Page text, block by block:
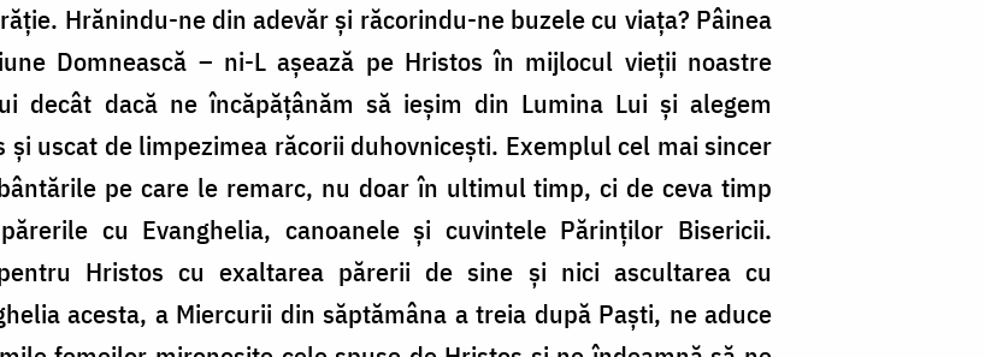
Hrănindu-ne din adevăr și răcorindu-ne buzele cu viața? Pâinea
Domnească – ni-L așează pe Hristos în mijlocul vieții noastre
decât dacă ne încăpățânăm să ieșim din Lumina Lui și alegem
uscat de limpezimea răcorii duhovnicești. Exemplul cel mai sincer
pe care le remarc, nu doar în ultimul timp, ci de ceva timp
cu Evanghelia, canoanele și cuvintele Părinților Bisericii.
Hristos cu exaltarea părerii de sine și nici ascultarea cu
acesta, a Miercurii din săptămâna a treia după Paști, ne aduce